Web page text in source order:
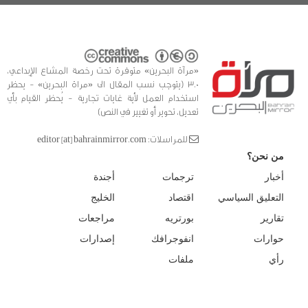
«مرآة البحرين» متوفرة تحت رخصة المشاع الإبداعي،
3.0 (يتوجب نسب المقال الى «مراة البحرين» - يحظر
استخدام العمل لأية غايات تجارية - يُحظر القيام بأي
تعديل، تحوير أو تغيير في النص)
للمراسلات: editor [at] bahrainmirror.com
من نحن؟
أخبار
التعليق السياسي
تقارير
حوارات
رأي
ترجمات
اقتصاد
بورتريه
انفوجرافك
ملفات
أجندة
الخليج
مراجعات
إصدارات